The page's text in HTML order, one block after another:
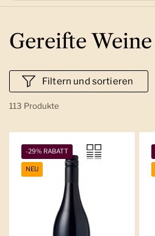
Gereifte Weine
113 Produkte
Filtern und sortieren
-29% RABATT
NEU